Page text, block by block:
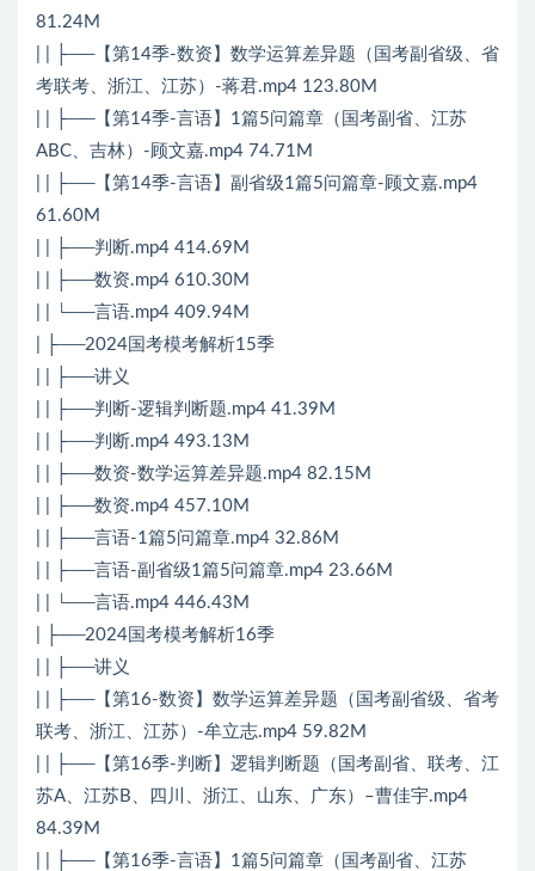
81.24M
| | ├──【第14季-数资】数学运算差异题（国考副省级、省
考联考、浙江、江苏）-蒋君.mp4 123.80M
| | ├──【第14季-言语】1篇5问篇章（国考副省、江苏
ABC、吉林）-顾文嘉.mp4 74.71M
| | ├──【第14季-言语】副省级1篇5问篇章-顾文嘉.mp4
61.60M
| | ├──判断.mp4 414.69M
| | ├──数资.mp4 610.30M
| | └──言语.mp4 409.94M
| ├──2024国考模考解析15季
| | ├──讲义
| | ├──判断-逻辑判断题.mp4 41.39M
| | ├──判断.mp4 493.13M
| | ├──数资-数学运算差异题.mp4 82.15M
| | ├──数资.mp4 457.10M
| | ├──言语-1篇5问篇章.mp4 32.86M
| | ├──言语-副省级1篇5问篇章.mp4 23.66M
| | └──言语.mp4 446.43M
| ├──2024国考模考解析16季
| | ├──讲义
| | ├──【第16-数资】数学运算差异题（国考副省级、省考
联考、浙江、江苏）-牟立志.mp4 59.82M
| | ├──【第16季-判断】逻辑判断题（国考副省、联考、江
苏A、江苏B、四川、浙江、山东、广东）–曹佳宇.mp4
84.39M
| | ├──【第16季-言语】1篇5问篇章（国考副省、江苏